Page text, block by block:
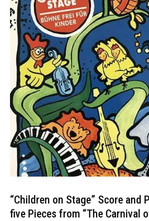
“Children on Stage” Score and
five Pieces from “The Carnival